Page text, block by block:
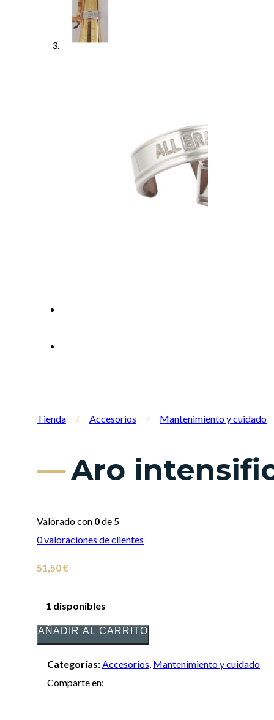
Tienda / Accesorios / Mantenimiento y cuidado
Aro
Valorado con 0de 5
0valoraciones de clientes
51,50€
1 disponibles
AÑADIR AL CARRITO
Categorías: Accesorios Mantenimiento y cuidado
Comparte en: